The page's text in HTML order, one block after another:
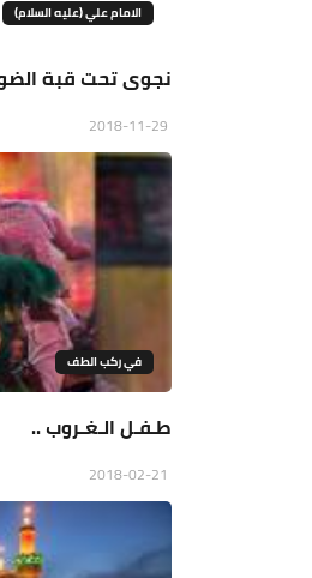
الامام علي (عليه السلام)
نجوى تحت قبة
في ركب الطف
طـفـل الـغـروب ..